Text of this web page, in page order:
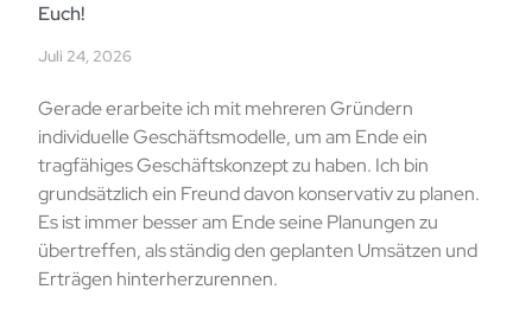
Euch!
Juli 24, 2026
Gerade erarbeite ich mit mehreren Gründern
individuelle Geschäftsmodelle, um am Ende ein
tragfähiges Geschäftskonzept zu haben. Ich bin
grundsätzlich ein Freund davon konservativ zu planen.
Es ist immer besser am Ende seine Planungen zu
übertreffen, als ständig den geplanten Umsätzen und
Erträgen hinterherzurennen.